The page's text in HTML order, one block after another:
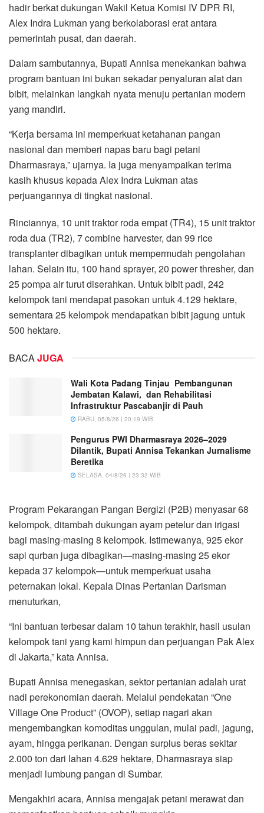
hadir berkat dukungan Wakil Ketua Komisi IV DPR RI,
Alex Indra Lukman yang berkolaborasi erat antara
pemerintah pusat, dan daerah.
Dalam sambutannya, Bupati Annisa menekankan bahwa
program bantuan ini bukan sekadar penyaluran alat dan
bibit, melainkan langkah nyata menuju pertanian modern
yang mandiri.
“Kerja bersama ini memperkuat ketahanan pangan
nasional dan memberi napas baru bagi petani
Dharmasraya,” ujarnya. Ia juga menyampaikan terima
kasih khusus kepada Alex Indra Lukman atas
perjuangannya di tingkat nasional.
Rinciannya, 10 unit traktor roda empat (TR4), 15 unit traktor
roda dua (TR2), 7 combine harvester, dan 99 rice
transplanter dibagikan untuk mempermudah pengolahan
lahan. Selain itu, 100 hand sprayer, 20 power thresher, dan
25 pompa air turut diserahkan. Untuk bibit padi, 242
kelompok tani mendapat pasokan untuk 4.129 hektare,
sementara 25 kelompok mendapatkan bibit jagung untuk
500 hektare.
BACAJUGA
Wali Kota Padang Tinjau Pembangunan
Jembatan Kalawi, dan Rehabilitasi
Infrastruktur Pascabanjir di Pauh
RABU, 05/8/26 | 20:19 WIB
Pengurus PWI Dharmasraya 2026–2029
Dilantik, Bupati Annisa Tekankan Jurnalisme
Beretika
SELASA, 04/8/26 | 23:32 WIB
Program Pekarangan Pangan Bergizi (P2B) menyasar 68
kelompok, ditambah dukungan ayam petelur dan irigasi
bagi masing-masing 8 kelompok. Istimewanya, 925 ekor
sapi qurban juga dibagikan—masing-masing 25 ekor
kepada 37 kelompok—untuk memperkuat usaha
peternakan lokal. Kepala Dinas Pertanian Darisman
menuturkan,
“Ini bantuan terbesar dalam 10 tahun terakhir, hasil usulan
kelompok tani yang kami himpun dan perjuangan Pak Alex
di Jakarta,” kata Annisa.
Bupati Annisa menegaskan, sektor pertanian adalah urat
nadi perekonomian daerah. Melalui pendekatan “One
Village One Product” (OVOP), setiap nagari akan
mengembangkan komoditas unggulan, mulai padi, jagung,
ayam, hingga perikanan. Dengan surplus beras sekitar
2.000 ton dari lahan 4.629 hektare, Dharmasraya siap
menjadi lumbung pangan di Sumbar.
Mengakhiri acara, Annisa mengajak petani merawat dan